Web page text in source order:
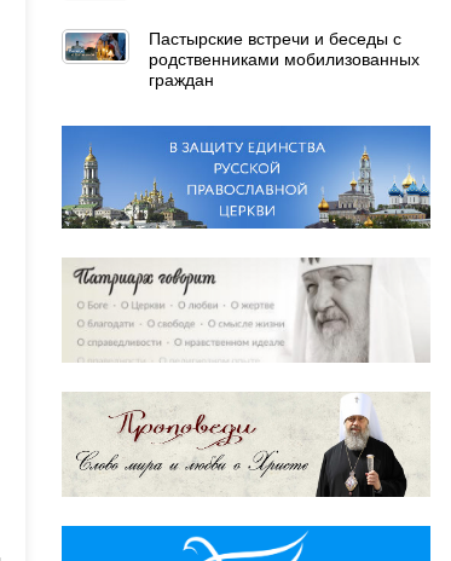
Пастырские встречи и беседы с
родственниками мобилизованных
граждан